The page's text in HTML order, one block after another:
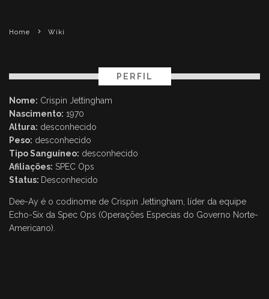
Home Wiki
PERFIL
Nome: Crispin Jettingham
Nascimento: 1970
Altura: desconhecido
Peso: desconhecido
Tipo Sanguíneo: desconhecido
Afiliações: SPEC Ops
Status: Desconhecido
Dee-Ay é o codinome de Crispin Jettingham, líder da equipe
Echo-Six da Spec Ops (Operações Especias do Governo Norte-
Americano).